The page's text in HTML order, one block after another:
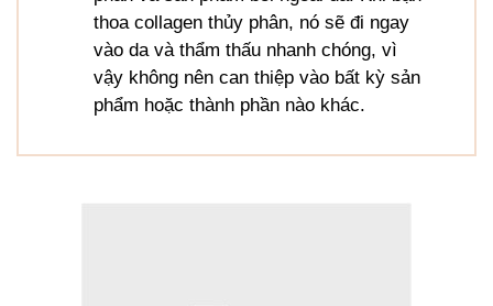
thoa collagen thủy phân, nó sẽ đi ngay
vào da và thẩm thấu nhanh chóng, vì
vậy không nên can thiệp vào bất kỳ sản
phẩm hoặc thành phần nào khác.